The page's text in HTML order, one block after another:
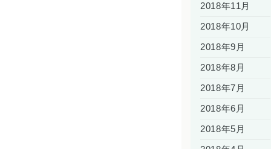
2018年11月
2018年10月
2018年9月
2018年8月
2018年7月
2018年6月
2018年5月